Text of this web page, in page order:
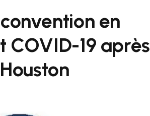
en
COVID-19 après